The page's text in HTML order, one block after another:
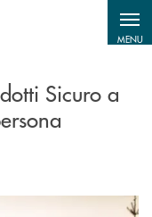
MENU
Sicuro a